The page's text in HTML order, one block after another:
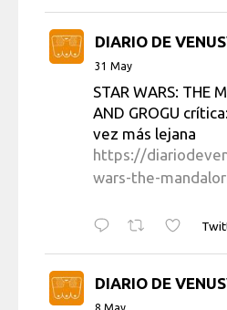
DIARIO DE
31 May
STAR WARS: THE
AND GROGU
vez más lejana
https://
wars-the-
DIARIO DE